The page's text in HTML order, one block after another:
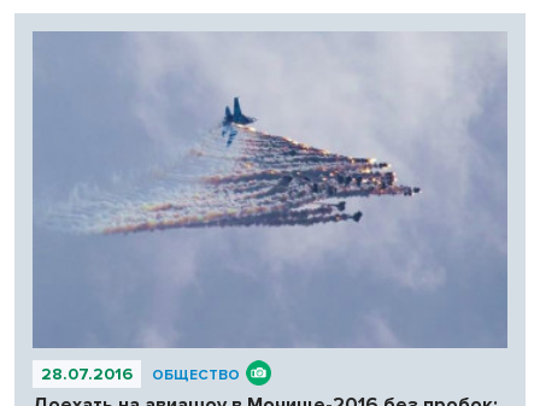
28.07.2016 ОБЩЕСТВО